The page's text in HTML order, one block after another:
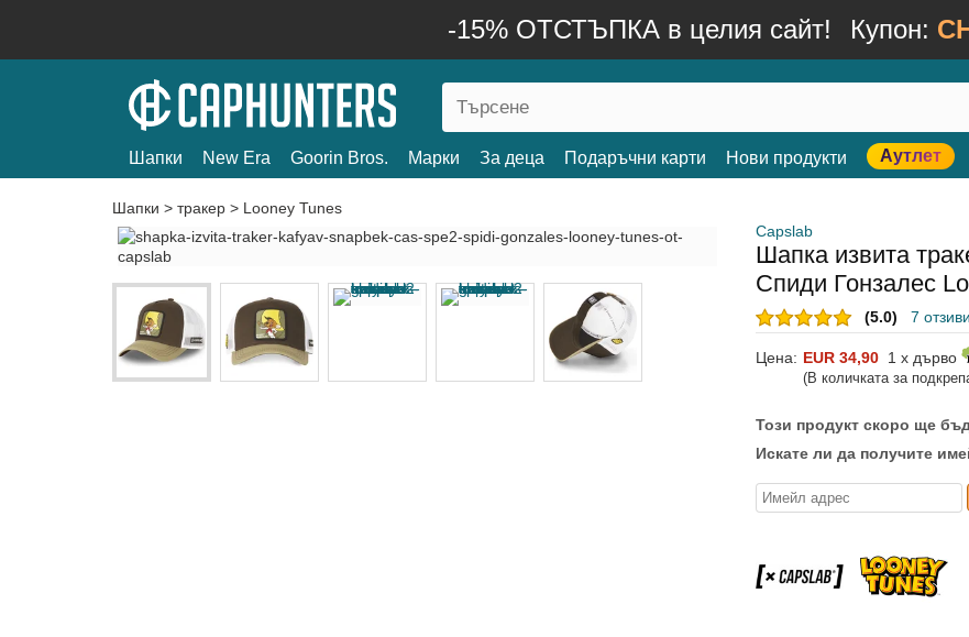
-15% ОТСТЪПКА в целия сайт! Купон:
Шапки New Era Goorin Bros. Марки За деца Подаръчни карти Нови продукти Аутлет
Шапки > тракер > Looney Tunes
Capslab
Шапка извита
Спиди Гонзалес
(5.0) 7
Цена: EUR 34,90 1 x дърво
(В количката за
Този продукт скоро ще
Искате ли да получите